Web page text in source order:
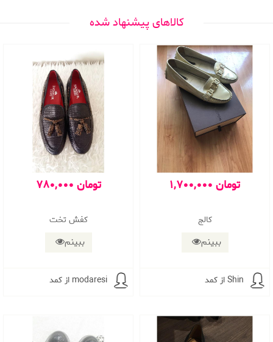
کالاهای پیشنهاد شده
1,700,000 تومان
کالج
ببینم
از کمد Shin
780,000 تومان
کفش تخت
ببینم
از کمد modaresi